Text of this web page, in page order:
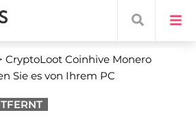
CryptoLoot Coinhive Monero
Sie es von Ihrem PC